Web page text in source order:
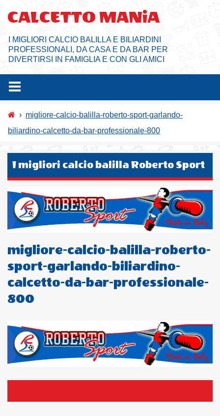
contenuto
CALCETTO MANiA
I MIGLIORI CALCIO BALILLA E BILIARDINI
PROFESSIONALI, DA CASA E DA BAR PER
DIVERTIRSI IN FAMIGLIA E CON GLI AMICI
› migliore-calcio-balilla-roberto-sport-garlando-
biliardino-calcetto-da-bar-professionale-800
I migliori calcio balilla Roberto Sport
migliore-calcio-balilla-roberto-
sport-garlando-biliardino-
calcetto-da-bar-professionale-
800